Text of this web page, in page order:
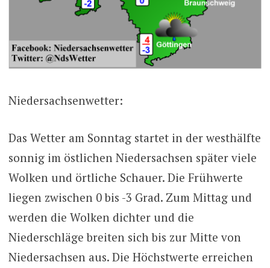
Niedersachsenwetter:
Das Wetter am Sonntag startet in der westhälfte
sonnig im östlichen Niedersachsen später viele
Wolken und örtliche Schauer. Die Frühwerte
liegen zwischen 0 bis -3 Grad. Zum Mittag und
werden die Wolken dichter und die
Niederschläge breiten sich bis zur Mitte von
Niedersachsen aus. Die Höchstwerte erreichen